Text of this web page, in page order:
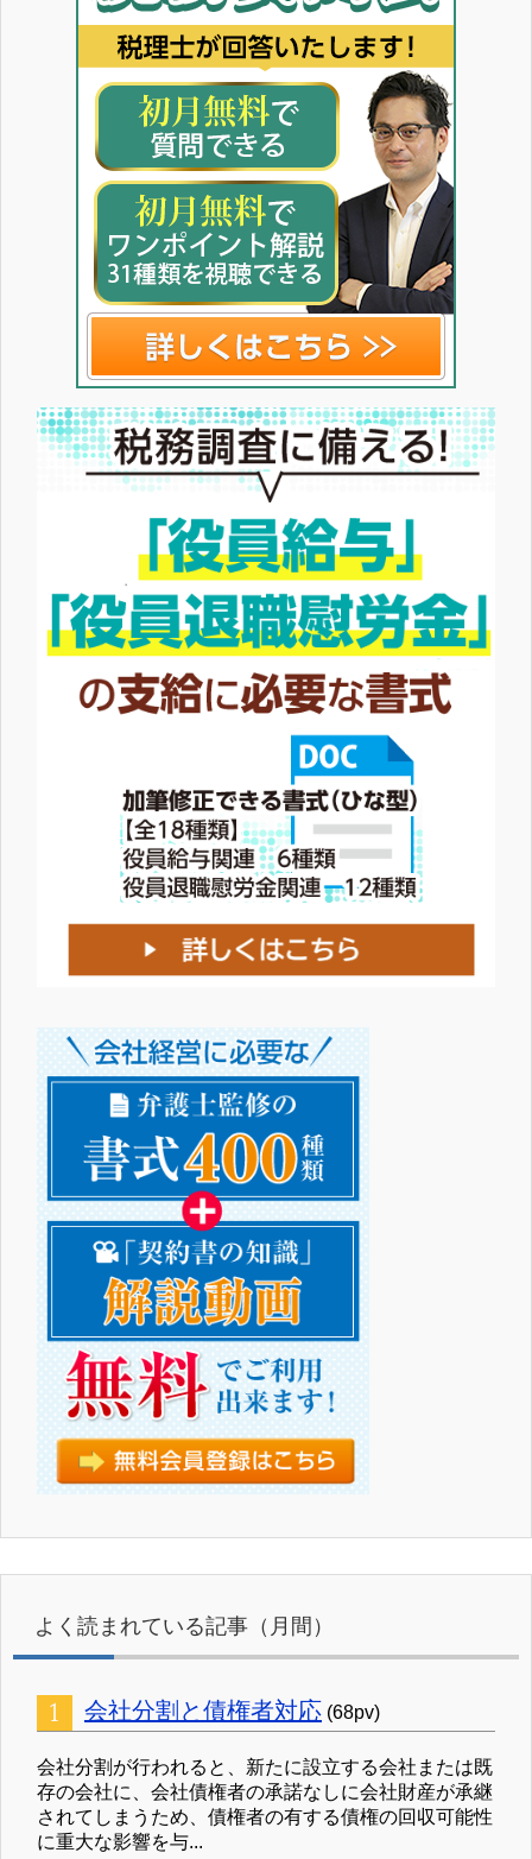
よく読まれている記事（月間）
会社分割と債権者対応 (68pv)
会社分割が行われると、新たに設立する会社または既
存の会社に、会社債権者の承諾なしに会社財産が承継
されてしまうため、債権者の有する債権の回収可能性
に重大な影響を与...